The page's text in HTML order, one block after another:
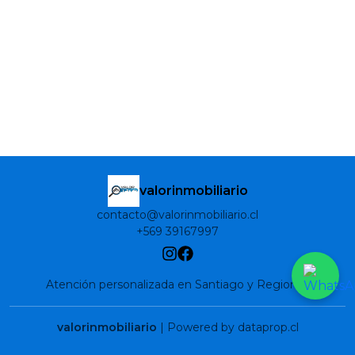
valorinmobiliario
contacto@valorinmobiliario.cl
+569 39167997
Atención personalizada en Santiago y Regiones
valorinmobiliario | Powered by dataprop.cl